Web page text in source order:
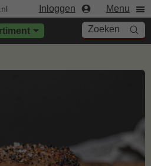
Inloggen Menu
Zoeken